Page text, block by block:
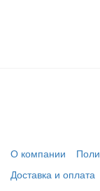
О компании
Доставка и оплата